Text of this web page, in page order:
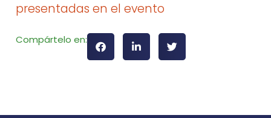
presentadas en el evento
Compártelo en: